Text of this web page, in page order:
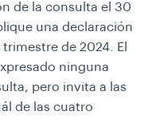
de la consulta el 30
una declaración
de 2024. El
ninguna
pero invita a las
de las cuatro